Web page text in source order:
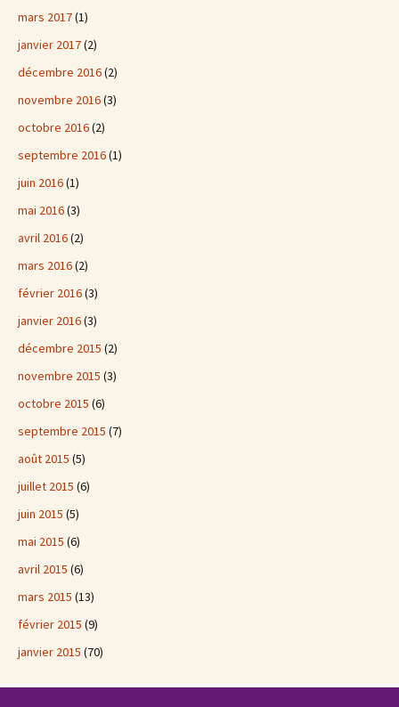
mars 2017(1)
janvier 2017(2)
décembre 2016(2)
novembre 2016(3)
octobre 2016(2)
septembre 2016(1)
juin 2016(1)
mai 2016(3)
avril 2016(2)
mars 2016(2)
février 2016(3)
janvier 2016(3)
décembre 2015 (2)
novembre 2015 (3)
octobre 2015 (6)
septembre 2015 (7)
août 2015 (5)
juillet 2015 (6)
juin 2015 (5)
mai 2015 (6)
avril 2015 (6)
mars 2015 (13)
février 2015 (9)
janvier 2015 (70)